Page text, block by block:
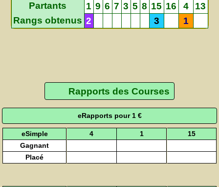
Partants
1 9 6 7 3 5 8 15 16 4
13
Rangs obtenus 2 3 1
Rapports des Courses
eRapports pour 1 €
eSimple 4 1
15
Gagnant
Placé